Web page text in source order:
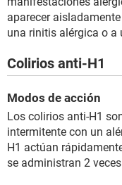
aparecer
una rinitis alérgica o a
Colirios anti-H1
Modos de acción
Los colirios anti-H1
intermitente con un
H1 actúan
se administran 2